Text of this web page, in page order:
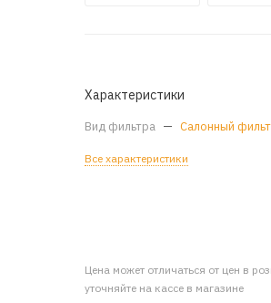
Характеристики
Вид фильтра — Салонный
Все характеристики
Цена может отличаться от цен в
уточняйте на кассе в магазине